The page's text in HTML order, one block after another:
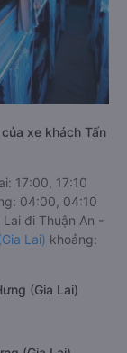
xe khách Tấn
17:00, 17:10
04:00, 04:10
đi Thuận An -
Lai) khoảng:
(Gia Lai)